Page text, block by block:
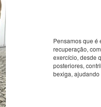
Pensamos que é
recuperação,
exercício, desde
posteriores,
bexiga,